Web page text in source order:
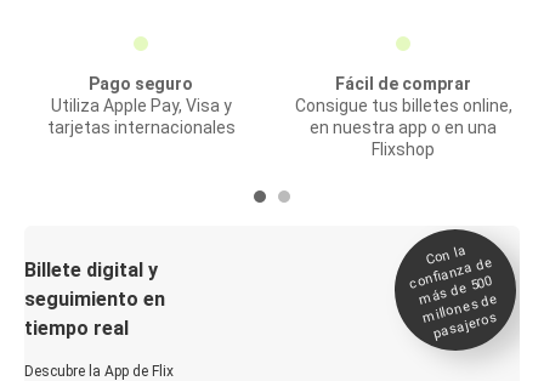
Pago seguro
Utiliza Apple Pay, Visa y
tarjetas internacionales
Fácil de comprar
Consigue tus billetes online,
en nuestra app o en una
Flixshop
Billete digital y
seguimiento en
tiempo real
Descubre la App de Flix
Con la
confianza de
más de 500
millones de
pasajeros